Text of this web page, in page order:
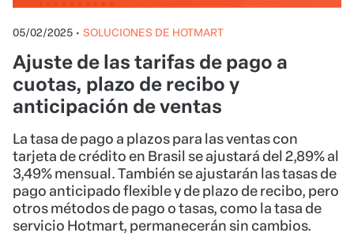
05/02/2025 • SOLUCIONES DE HOTMART
Ajuste de las tarifas de pago a
cuotas, plazo de recibo y
anticipación de ventas
La tasa de pago a plazos para las ventas con
tarjeta de crédito en Brasil se ajustará del 2,89% al
3,49% mensual. También se ajustarán las tasas de
pago anticipado flexible y de plazo de recibo, pero
otros métodos de pago o tasas, como la tasa de
servicio Hotmart, permanecerán sin cambios.